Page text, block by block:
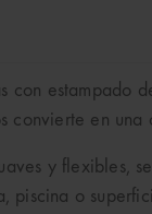
con
convierte en
y flexibles,
piscina o